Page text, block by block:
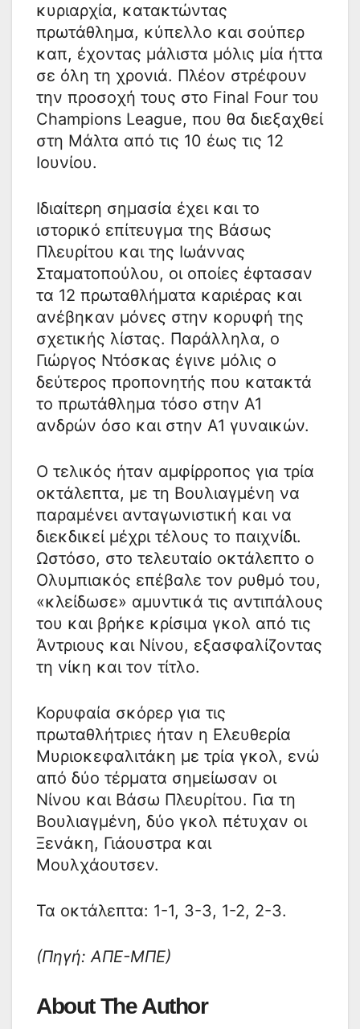
κυριαρχία, κατακτώντας
πρωτάθλημα, κύπελλο και σούπερ
καπ, έχοντας μάλιστα μόλις μία ήττα
σε όλη τη χρονιά. Πλέον στρέφουν
την προσοχή τους στο Final Four του
Champions League, που θα διεξαχθεί
στη Μάλτα από τις 10 έως τις 12
Ιουνίου.
Ιδιαίτερη σημασία έχει και το
ιστορικό επίτευγμα της Βάσως
Πλευρίτου και της Ιωάννας
Σταματοπούλου, οι οποίες έφτασαν
τα 12 πρωταθλήματα καριέρας και
ανέβηκαν μόνες στην κορυφή της
σχετικής λίστας. Παράλληλα, ο
Γιώργος Ντόσκας έγινε μόλις ο
δεύτερος προπονητής που κατακτά
το πρωτάθλημα τόσο στην Α1
ανδρών όσο και στην Α1 γυναικών.
Ο τελικός ήταν αμφίρροπος για τρία
οκτάλεπτα, με τη Βουλιαγμένη να
παραμένει ανταγωνιστική και να
διεκδικεί μέχρι τέλους το παιχνίδι.
Ωστόσο, στο τελευταίο οκτάλεπτο ο
Ολυμπιακός επέβαλε τον ρυθμό του,
«κλείδωσε» αμυντικά τις αντιπάλους
του και βρήκε κρίσιμα γκολ από τις
Άντριους και Νίνου, εξασφαλίζοντας
τη νίκη και τον τίτλο.
Κορυφαία σκόρερ για τις
πρωταθλήτριες ήταν η Ελευθερία
Μυριοκεφαλιτάκη με τρία γκολ, ενώ
από δύο τέρματα σημείωσαν οι
Νίνου και Βάσω Πλευρίτου. Για τη
Βουλιαγμένη, δύο γκολ πέτυχαν οι
Ξενάκη, Γιάουστρα και
Μουλχάουτσεν.
Τα οκτάλεπτα: 1-1, 3-3, 1-2, 2-3.
(Πηγή: ΑΠΕ-ΜΠΕ)
About The Author